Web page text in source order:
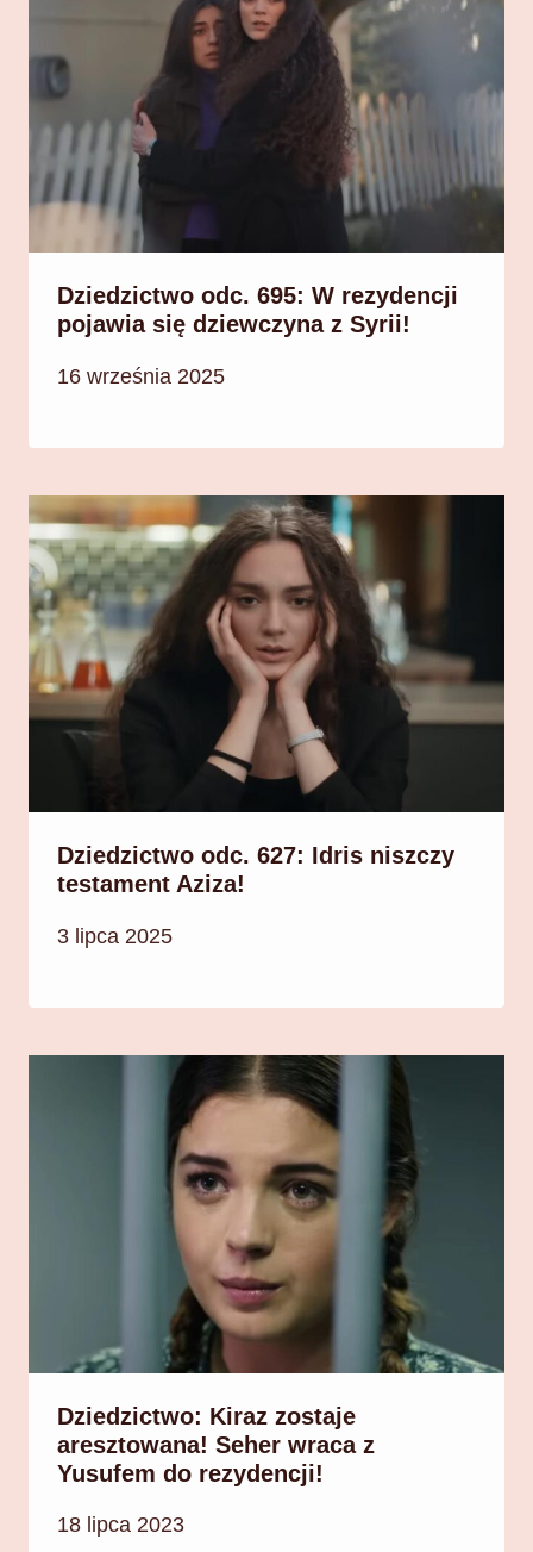
Dziedzictwo odc. 695: W rezydencji
pojawia się dziewczyna z Syrii!
16 września 2025
Dziedzictwo odc. 627: Idris niszczy
testament Aziza!
3 lipca 2025
Dziedzictwo: Kiraz zostaje
aresztowana! Seher wraca z
Yusufem do rezydencji!
18 lipca 2023